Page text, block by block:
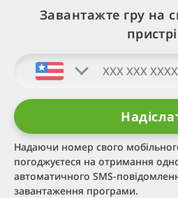
Завантажте гру на
Надаючи номер свого
погоджуєтеся на отримання
автоматичного SMS-
завантаження програми.